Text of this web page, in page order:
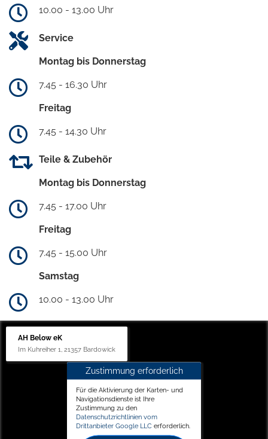
10.00 - 13.00 Uhr
Service
Montag bis Donnerstag
7.45 - 16.30 Uhr
Freitag
7.45 - 14.30 Uhr
Teile & Zubehör
Montag bis Donnerstag
7.45 - 17.00 Uhr
Freitag
7.45 - 15.00 Uhr
Samstag
10.00 - 13.00 Uhr
AH Below eK
Im Kuhreiher 1, 21357 Bardowick
Zustimmung erforderlich
Für die Aktivierung der Karten- und
Navigationsdienste ist Ihre
Zustimmung zu den
Datenschutzrichtlinien vom
Drittanbieter Google LLC erforderlich.